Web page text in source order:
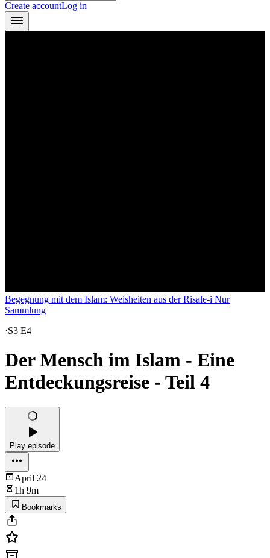
Create accountLog in
Begegnung mit dem Islam: Weisheiten aus der Risale-i Nur
Sammlung
·S3 E4
Der Mensch im Islam - Eine
Entdeckungsreise - Teil 4
Play episode
April 24
1h 9m
Bookmarks